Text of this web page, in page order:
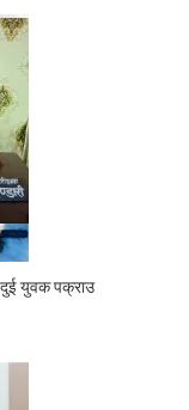
दुई युवक पक्राउ